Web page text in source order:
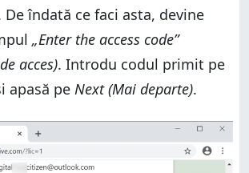
De îndată ce faci asta, devine
„Enter the access code”
acces). Introdu codul primit pe
apasă pe Next (Mai departe).